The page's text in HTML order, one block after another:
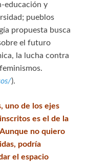
educación y
pueblos
propuesta busca
el futuro
la lucha contra
).
uno de los ejes
es el de la
no quiero
podría
el espacio